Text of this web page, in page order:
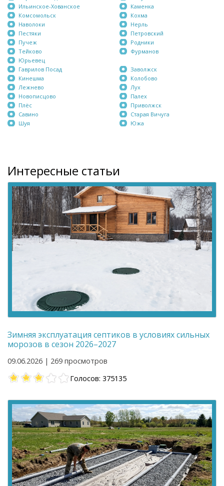
Ильинское-Хованское
Комсомольск
Наволоки
Пестяки
Пучеж
Тейково
Юрьевец
Каменка
Кохма
Нерль
Петровский
Родники
Фурманов
Гаврилов Посад
Кинешма
Лежнево
Новописцово
Плёс
Савино
Шуя
Заволжск
Колобово
Лух
Палех
Приволжск
Старая Вичуга
Южа
Интересные статьи
Зимняя эксплуатация септиков в условиях сильных
морозов в сезон 2026–2027
09.06.2026 | 269 просмотров
Голосов: 375135